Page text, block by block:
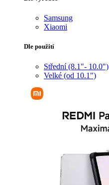
Samsung
Xiaomi
Dle použití
Střední (8.1"- 10.0")
Velké (od 10.1")